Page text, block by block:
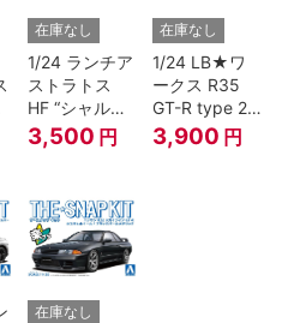
在庫なし
1/24 ランチア
ストラトス
HF “シャルド
ネ”
3,500 円
在庫なし
1/24 LB★ワ
ークス R35
GT-R type 2
Ver.2
3,900 円
在庫なし